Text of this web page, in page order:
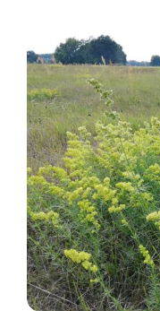
durch
ein
besonderes
Experiment